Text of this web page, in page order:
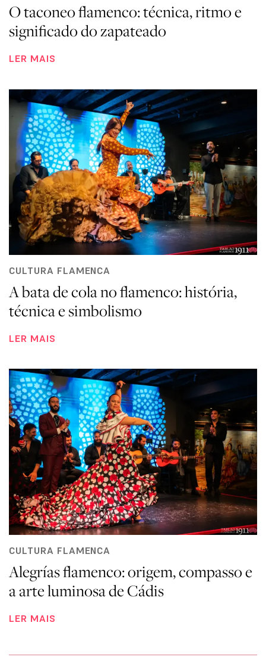
O taconeo flamenco: técnica, ritmo e
significado do zapateado
LER MAIS
CULTURA FLAMENCA
A bata de cola no flamenco: história,
técnica e simbolismo
LER MAIS
CULTURA FLAMENCA
Alegrías flamenco: origem, compasso e
a arte luminosa de Cádis
LER MAIS